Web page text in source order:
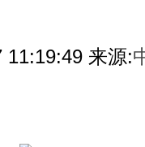
11:19:49来源: